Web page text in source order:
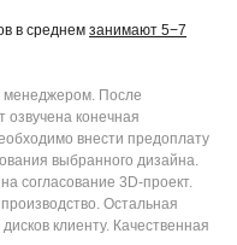
в среднем занимают 5−7
менеджером. После
озвучена конечная
внести предоплату
выбранного дизайна.
согласование 3D-проект.
Остальная
клиенту. Качественная